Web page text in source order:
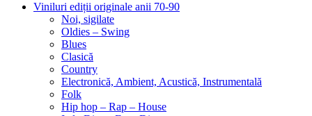
Viniluri ediții originale anii 70-90
Noi, sigilate
Oldies – Swing
Blues
Clasică
Country
Electronică, Ambient, Acustică, Instrumentală
Folk
Hip hop – Rap – House